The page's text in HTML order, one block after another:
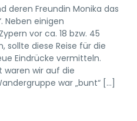
deren Freundin Monika das
Neben einigen
vor ca. 18 bzw. 45
sollte diese Reise für die
Eindrücke vermitteln.
wir auf die
war „bunt“ […]